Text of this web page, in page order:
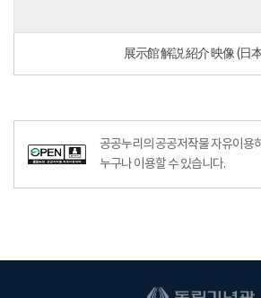
展示館 解説 紹介 映像 (日
공공누리공공저작물자유이용허락–출처표시이
공공누리의 공공저작물 자유이용
누구나 이용할 수 있습니다.